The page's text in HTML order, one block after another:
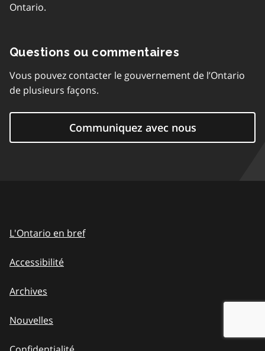
Ontario.
Questions ou commentaires
Vous pouvez contacter le gouvernement de l’Ontario
de plusieurs façons.
Communiquez avec nous
L'Ontario en bref
Accessibilité
Archives
Nouvelles